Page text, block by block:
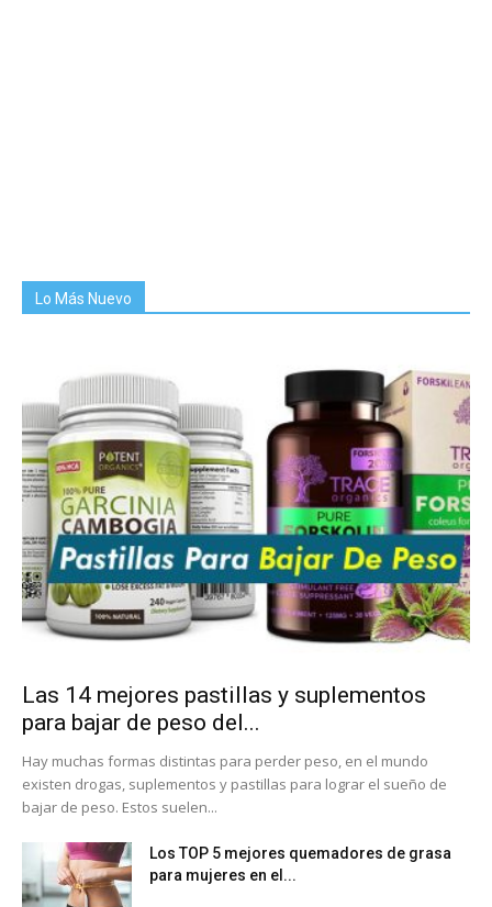
Lo Más Nuevo
Las 14 mejores pastillas y suplementos
para bajar de peso del...
Hay muchas formas distintas para perder peso, en el mundo
existen drogas, suplementos y pastillas para lograr el sueño de
bajar de peso. Estos suelen...
Los TOP 5 mejores quemadores de grasa
para mujeres en el...